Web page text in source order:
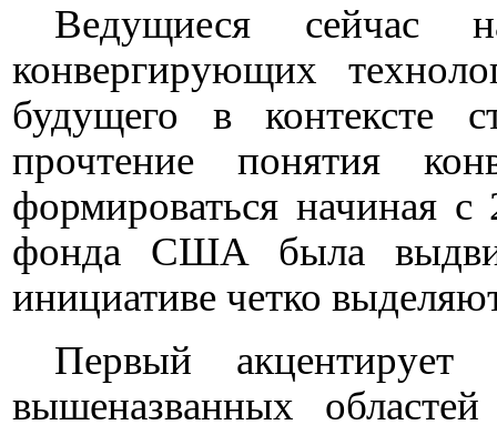
Ведущиеся сейчас
конвергирующих
будущего в контексте
прочтение понятия
формироваться начиная
фонда США была
инициативе четко
Первый акцентирует
вышеназванных